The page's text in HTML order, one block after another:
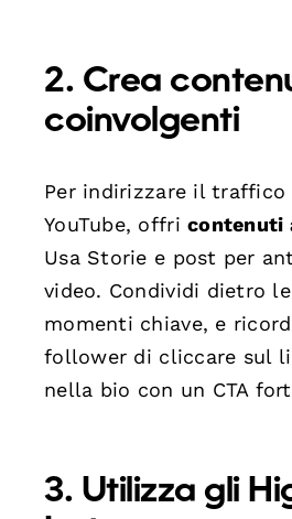
2. Crea
coinvolgenti
Per indirizzare il traffico
YouTube, offricontenuti
Usa Storie e post per
video. Condividi dietro
momenti chiave, e
follower di cliccare sul
nella bio con un CTA
3. Utilizza gli